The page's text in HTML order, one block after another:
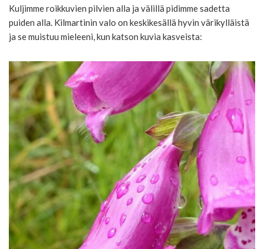
Kuljimme roikkuvien pilvien alla ja välillä pidimme sadetta
puiden alla. Kilmartinin valo on keskikesällä hyvin värikylläistä
ja se muistuu mieleeni, kun katson kuvia kasveista: